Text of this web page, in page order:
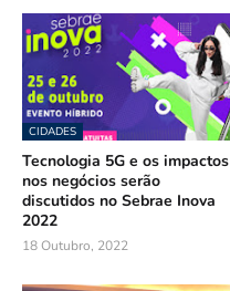
CIDADES
Tecnologia 5G e os impactos
nos negócios serão
discutidos no Sebrae Inova
2022
18 Outubro, 2022